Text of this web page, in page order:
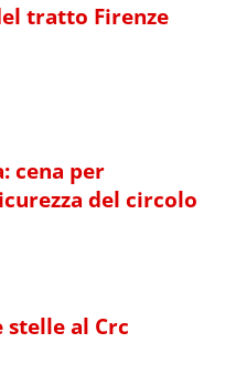
tratto Firenze
cena per
del circolo
al Crc